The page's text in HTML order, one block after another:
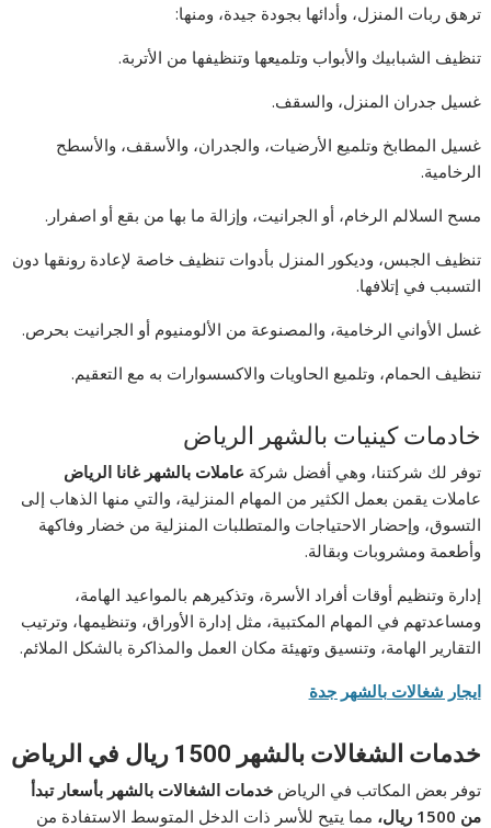
ترهق ربات المنزل، وأدائها بجودة جيدة، ومنها:
تنظيف الشبابيك والأبواب وتلميعها وتنظيفها من الأتربة.
غسيل جدران المنزل، والسقف.
غسيل المطابخ وتلميع الأرضيات، والجدران، والأسقف، والأسطح
الرخامية.
مسح السلالم الرخام، أو الجرانيت، وإزالة ما بها من بقع أو اصفرار.
تنظيف الجبس، وديكور المنزل بأدوات تنظيف خاصة لإعادة رونقها دون
التسبب في إتلافها.
غسل الأواني الرخامية، والمصنوعة من الألومنيوم أو الجرانيت بحرص.
تنظيف الحمام، وتلميع الحاويات والاكسسوارات به مع التعقيم.
خادمات كينيات بالشهر الرياض
توفر لك شركتنا، وهي أفضل شركة عاملات بالشهر غانا الرياض
عاملات يقمن بعمل الكثير من المهام المنزلية، والتي منها الذهاب إلى
التسوق، وإحضار الاحتياجات والمتطلبات المنزلية من خضار وفاكهة
وأطعمة ومشروبات وبقالة.
إدارة وتنظيم أوقات أفراد الأسرة، وتذكيرهم بالمواعيد الهامة،
ومساعدتهم في المهام المكتبية، مثل إدارة الأوراق، وتنظيمها، وترتيب
التقارير الهامة، وتنسيق وتهيئة مكان العمل والمذاكرة بالشكل الملائم.
ايجار شغالات بالشهر جدة
خدمات الشغالات بالشهر 1500 ريال في الرياض
توفر بعض المكاتب في الرياضخدمات الشغالات بالشهر بأسعار تبدأ
من 1500 ريال،
مما يتيح للأسر ذات الدخل المتوسط الاستفادة من